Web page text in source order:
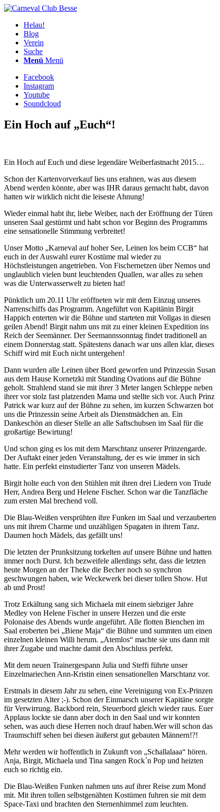
Helau!
Blog
Verein
Suche
Menü Menü
Facebook
Instagram
Youtube
Soundcloud
Ein Hoch auf „Euch“!
Ein Hoch auf Euch und diese legendäre Weiberfastnacht 2015…
Schon der Kartenvorverkauf lies uns erahnen, was aus diesem
Abend werden könnte, aber was IHR daraus gemacht habt, davon
hatten wir wirklich nicht die leiseste Ahnung!
Wieder einmal habt ihr, liebe Weiber, nach der Eröffnung der Türen
unseren Saal gestürmt und habt schon vor Beginn des Programms
eine sensationelle Stimmung verbreitet!
Unser Motto „Karneval auf hoher See, Leinen los beim CCB“ hat
euch in der Auswahl eurer Kostüme mal wieder zu
Höchstleistungen angetrieben. Von Fischernetzen über Nemos und
unglaublich vielen bunt leuchtenden Quallen, war alles zu sehen
was die Unterwasserwelt zu bieten hat!
Pünktlich um 20.11 Uhr eröffneten wir mit dem Einzug unseres
Narrenschiffs das Programm. Angeführt von Kapitänin Birgit
Happich enterten wir die Bühne und starteten mit Vollgas in diesen
geilen Abend! Birgit nahm uns mit zu einer kleinen Expedition ins
Reich der Seemänner. Der Seemannssonntag findet traditionell an
einem Donnerstag statt. Spätestens danach war uns allen klar, dieses
Schiff wird mit Euch nicht untergehen!
Dann wurden alle Leinen über Bord geworfen und Prinzessin Susan
aus dem Hause Kornetzki mit Standing Ovations auf die Bühne
geholt. Strahlend stand sie mit ihrer 3 Meter langen Schleppe neben
ihrer vor stolz fast platzenden Mama und stellte sich vor. Auch Prinz
Patrick war kurz auf der Bühne zu sehen, im kurzen Schwarzen bot
uns die Prinzessin seine Arbeit als Dienstmädchen an. Ein
Dankeschön an dieser Stelle an alle Saftschubsen im Saal für die
großartige Bewirtung!
Und schon ging es los mit dem Marschtanz unserer Prinzengarde.
Der Auftakt einer jeden Veranstaltung, der es wie immer in sich
hatte. Ein perfekt einstudierter Tanz von unseren Mädels.
Birgit holte euch von den Stühlen mit ihren drei Liedern von Trude
Herr, Andrea Berg und Helene Fischer. Schon war die Tanzfläche
zum ersten Mal brechend voll.
Die Blau-Weißen versprühten ihre Funken im Saal und verzauberten
uns mit ihrem Charme und unzähligen Spagaten in ihrem Tanz.
Daumen hoch Mädels, das gefällt uns!
Die letzten der Prunksitzung torkelten auf unsere Bühne und hatten
immer noch Durst. Ich bezweifele allerdings sehr, dass die letzten
heute Morgen an der Theke die Becher noch so synchron
geschwungen haben, wie Weckewerk bei dieser tollen Show. Hut
ab und Prost!
Trotz Erkältung sang sich Michaela mit einem siebziger Jahre
Medley von Helene Fischer in unsere Herzen und die erste
Polonaise des Abends wurde angeführt. Alle flotten Bienchen im
Saal eroberten bei „Biene Maja“ die Bühne und summten um einen
einzelnen kleinen Willi herum. „Atemlos“ machte sie uns dann mit
ihrer Zugabe und machte damit den Abschluss perfekt.
Mit dem neuen Trainergespann Julia und Steffi führte unser
Einzelmariechen Ann-Kristin einen sensationellen Marschtanz vor.
Erstmals in diesem Jahr zu sehen, eine Vereinigung von Ex-Prinzen
im gesetzten Alter ;-). Schon der Einmarsch unserer Kapitäne sorgte
für Verwirrung. Backbord rein, Steuerbord gleich wieder raus. Euer
Applaus lockte sie dann aber doch in den Saal und wir konnten
sehen, was auch diese Herren noch drauf haben.Wer will schon das
Traumschiff sehen bei diesen äußerst gut gebauten Männern!?!
Mehr werden wir hoffentlich in Zukunft von „Schallalaaa“ hören.
Anja, Birgit, Michaela und Tina sangen Rock´n Pop und heizten
euch so richtig ein.
Die Blau-Weißen Funken nahmen uns auf ihrer Reise zum Mond
mit. Mit ihren tollen selbstgenähten Kostümen fuhren sie mit dem
Space-Taxi und brachten den Sternenhimmel zum leuchten.